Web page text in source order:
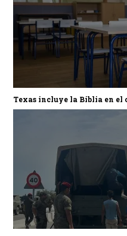
Texas incluye la Biblia en el